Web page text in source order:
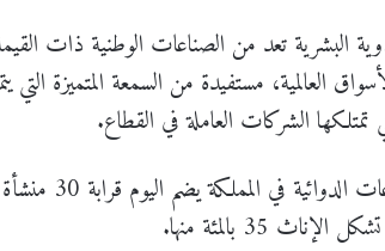
البشرية تعد من الصناعات الوطنية ذات القيمة
العالمية، مستفيدة من السمعة المتميزة التي
تمتلكها الشركات العاملة في القطاع.
35 بالمئة منها.